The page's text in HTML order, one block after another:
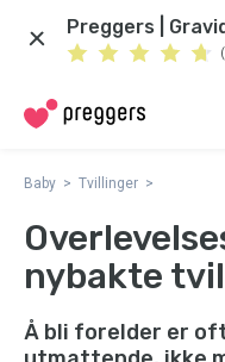
Preggers |
Baby Tvillinger
nybakte
Å bli forelder er